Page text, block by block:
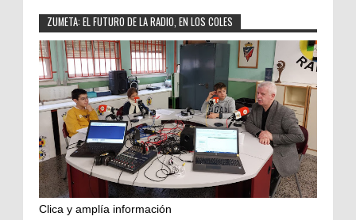
ZUMETA: EL FUTURO DE LA RADIO, EN LOS COLES
Clica y amplía información